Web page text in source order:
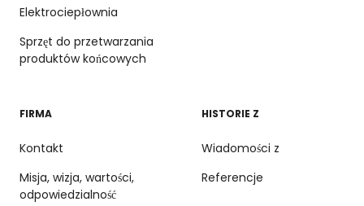
Elektrociepłownia
Sprzęt do przetwarzania
produktów końcowych
FIRMA
Kontakt
Misja, wizja, wartości,
odpowiedzialność
HISTORIE Z
Wiadomości z
Referencje